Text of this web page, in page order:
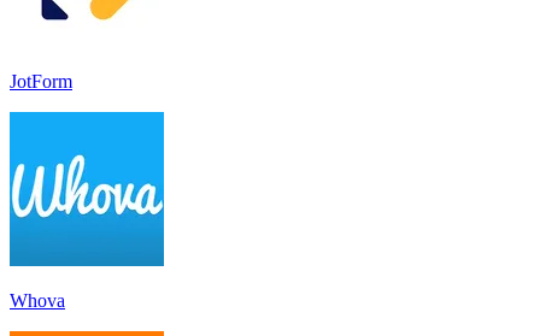
JotForm
Whova